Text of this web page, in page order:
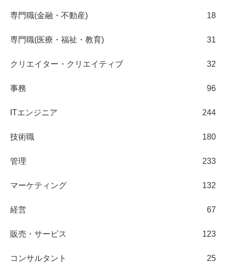
専門職(金融・不動産) 18
専門職(医療・福祉・教育) 31
クリエイター・クリエイティブ 32
事務 96
ITエンジニア 244
技術職 180
管理 233
マーケティング 132
経営 67
販売・サービス 123
コンサルタント 25